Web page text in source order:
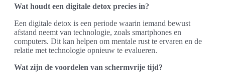
Wat houdt een digitale detox precies in?
Een digitale detox is een periode waarin iemand bewust
afstand neemt van technologie, zoals smartphones en
computers. Dit kan helpen om mentale rust te ervaren en de
relatie met technologie opnieuw te evalueren.
Wat zijn de voordelen van schermvrije tijd?